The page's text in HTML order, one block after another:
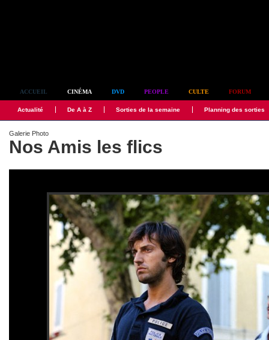
ACCUEIL CINÉMA DVD PEOPLE CULTE FORUM
Actualité De A à Z Sorties de la semaine Planning des sorties
Galerie Photo
Nos Amis les flics